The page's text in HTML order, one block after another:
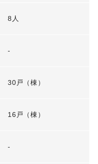
8人
-
30戸（棟）
16戸（棟）
-